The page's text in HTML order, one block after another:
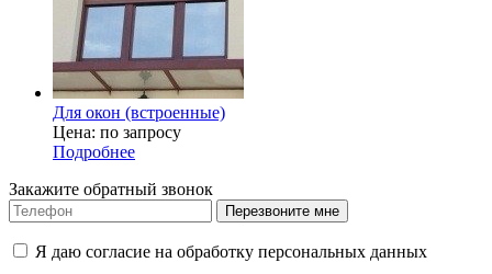
Для окон (встроенные)
Цена: по запросу
Подробнее
Закажите обратный звонок
Перезвоните мне
Я даю согласие на обработку персональных данных